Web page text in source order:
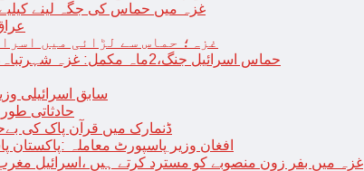
غزہ میں حماس کی جگہ لینے کیلیے
غزہ؛ حماس سے لڑائی میں
حماس اسرائیل جنگ،2ماہ مکمل: غزہ شہرتباہ،7ہزاربچوں سمیت16ہزارفلسطینی شہید
سابق اسرائیلی
حادثاتی
ڈنمارک میں قرآن پاک کی
افغان وزیر پاسپورٹ معاملہ :پاکستان
غزہ میں بفر زون منصوبے کو مسترد کرتے ہیں ،اسرائیل